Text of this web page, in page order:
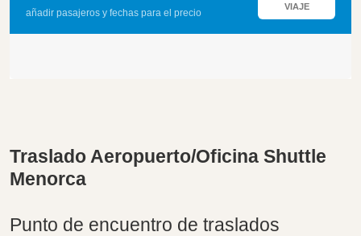
añadir pasajeros y fechas para el precio
VIAJE
Traslado Aeropuerto/Oficina Shuttle
Menorca
Punto de encuentro de traslados